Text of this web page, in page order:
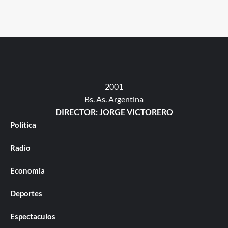
2001
Bs. As. Argentina
DIRECTOR: JORGE VICTORERO
Politica
Radio
Economia
Deportes
Espectaculos